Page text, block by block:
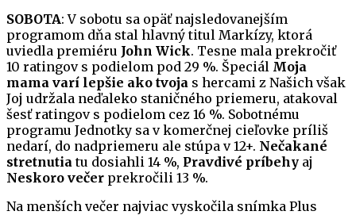
SOBOTA: V sobotu sa opäť najsledovanejším
programom dňa stal hlavný titul Markízy, ktorá
uviedla premiéru John Wick. Tesne mala prekročiť
10 ratingov s podielom pod 29 %. Špeciál Moja
mama varí lepšie ako tvoja s hercami z Našich však
Joj udržala neďaleko staničného priemeru, atakoval
šesť ratingov s podielom cez 16 %. Sobotnému
programu Jednotky sa v komerčnej cieľovke príliš
nedarí, do nadpriemeru ale stúpa v 12+. Nečakané
stretnutiatu dosiahli 14 %, Pravdivé príbehy aj
Neskoro večer prekročili 13 %.
Na menších večer najviac vyskočila snímka Plus